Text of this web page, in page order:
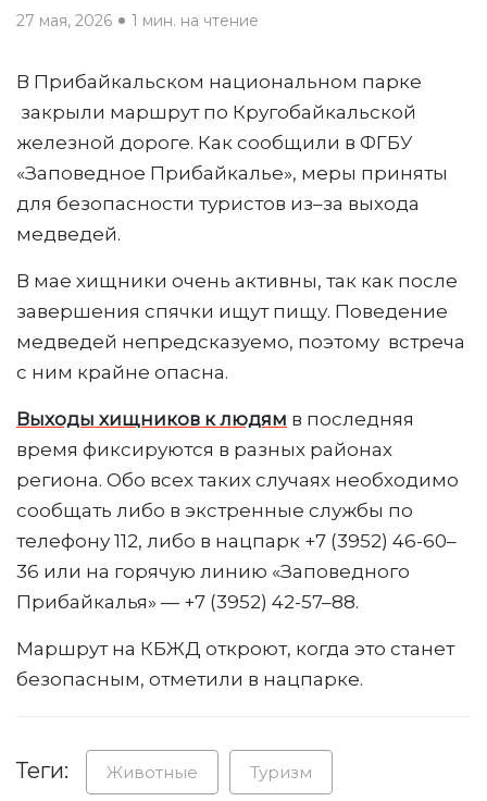
27 мая, 2026 1 мин. на чтение
В Прибайкальском национальном парке
закрыли маршрут по Кругобайкальской
железной дороге. Как сообщили в ФГБУ
«Заповедное Прибайкалье», меры приняты
для безопасности туристов из–за выхода
медведей.
В мае хищники очень активны, так как после
завершения спячки ищут пищу. Поведение
медведей непредсказуемо, поэтому встреча
с ним крайне опасна.
Выходы хищников к людям в последняя
время фиксируются в разных районах
региона. Обо всех таких случаях необходимо
сообщать либо в экстренные службы по
телефону 112, либо в нацпарк +7 (3952) 46-60–
36 или на горячую линию «Заповедного
Прибайкалья» — +7 (3952) 42-57–88.
Маршрут на КБЖД откроют, когда это станет
безопасным, отметили в нацпарке.
Теги: Животные Туризм